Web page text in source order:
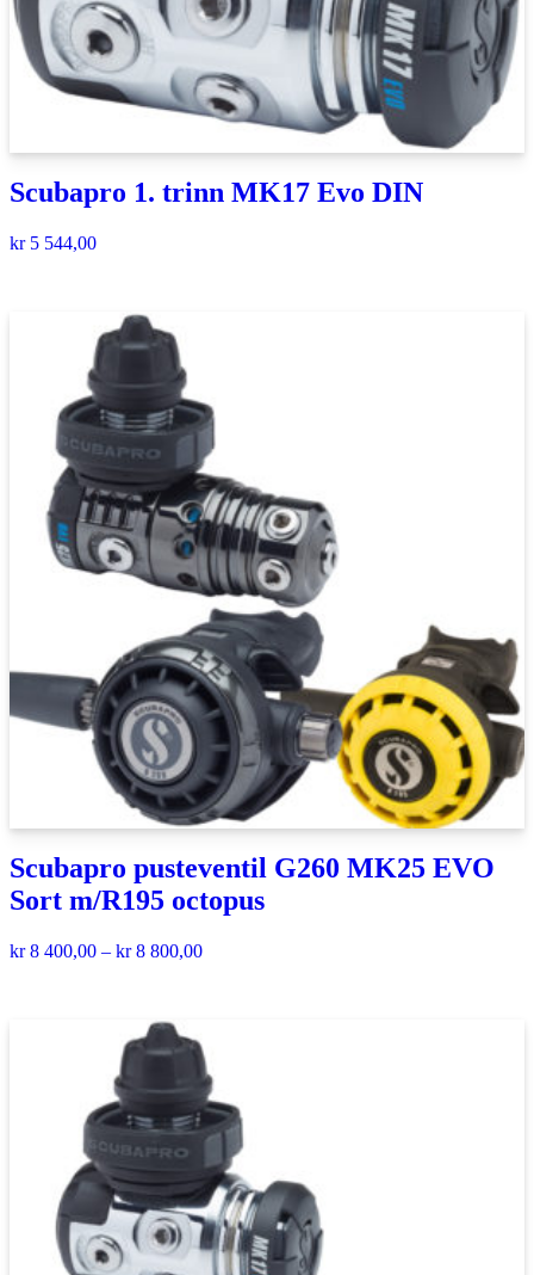
Scubapro 1. trinn MK17 Evo DIN
kr5 544,00
Scubapro pusteventil G260 MK25 EVO
Sort m/R195 octopus
kr8 400,00 – kr8 800,00